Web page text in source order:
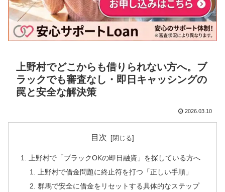
上野村でどこからも借りられない方へ。ブ
ラックでも審査なし・即日キャッシングの
罠と安全な解決策
2026.03.10
目次
上野村で「ブラックOKの即日融資」を探している方へ
上野村で借金問題に終止符を打つ「正しい手順」
群馬で安全に借金をリセットする具体的なステップ